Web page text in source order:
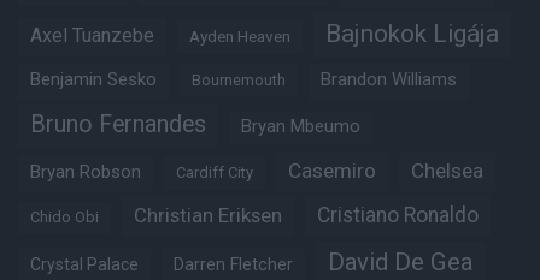
Axel Tuanzebe Ayden Heaven Bajnokok Ligája
Benjamin Sesko Bournemouth Brandon Williams
Bruno Fernandes Bryan Mbeumo
Bryan Robson Cardiff City Casemiro Chelsea
Chido Obi Christian Eriksen Cristiano Ronaldo
Crystal Palace Darren Fletcher David De Gea